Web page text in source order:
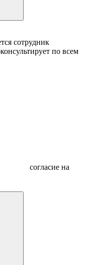
сотрудник
по всем
согласие на